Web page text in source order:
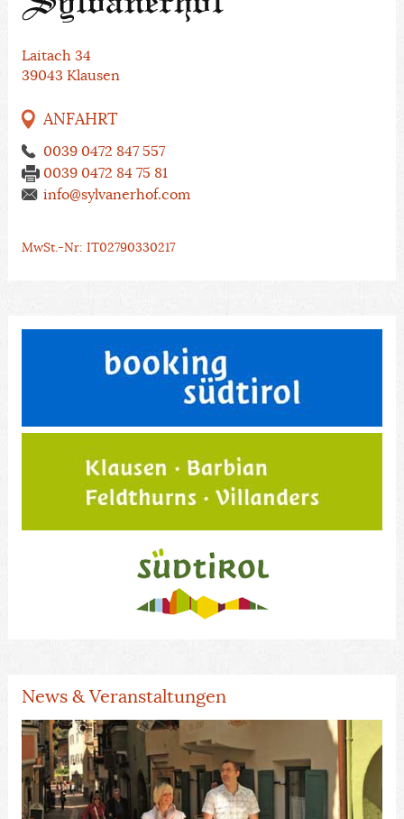
Laitach 34
39043 Klausen
ANFAHRT
0039 0472 847 557
0039 0472 84 75 81
info@sylvanerhof.com
MwSt.-Nr: IT02790330217
News & Veranstaltungen